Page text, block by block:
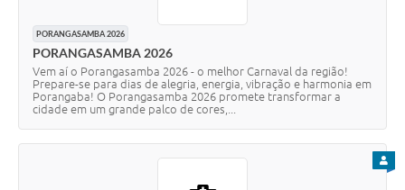
PORANGASAMBA 2026
PORANGASAMBA 2026
Vem aí o Porangasamba 2026 - o melhor Carnaval da região!
Prepare-se para dias de alegria, energia, vibração e harmonia em
Porangaba! O Porangasamba 2026 promete transformar a
cidade em um grande palco de cores,...